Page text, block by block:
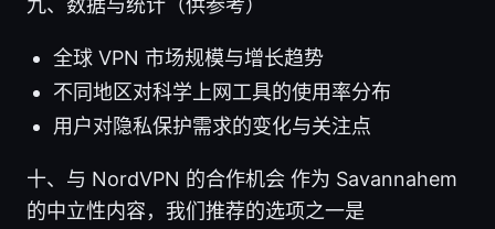
全球 VPN 市场规模与增长趋势
不同地区对科学上网工具的使用率分布
用户对隐私保护需求的变化与关注点
十、与 NordVPN 的合作机会 作为 Savannahem
的中立性内容，我们推荐的选项之一是